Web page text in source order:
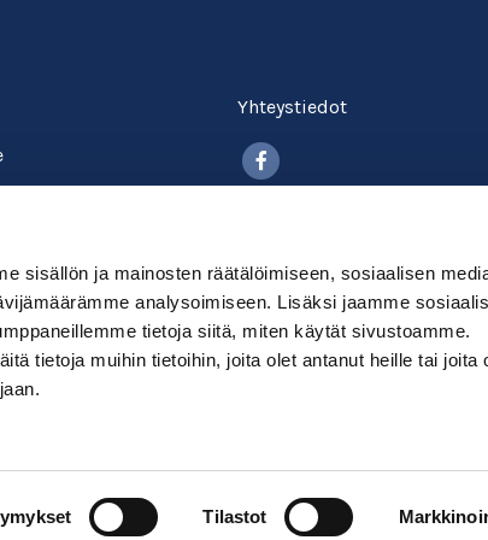
sisällön ja mainosten räätälöimiseen, sosiaalisen
analysoimiseen. Lisäksi jaamme
tietoja siitä, miten käytät sivustoamme.
tietoja muihin tietoihin, joita olet antanut heille tai joita
Tilastot
Yhteystiedot
Evästekäytäntö
Maksu- ja toimitusehdot